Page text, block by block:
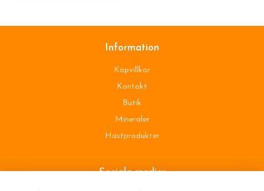
Information
Köpvillkor
Kontakt
Butik
Mineraler
Hästprodukter
Sociala medier